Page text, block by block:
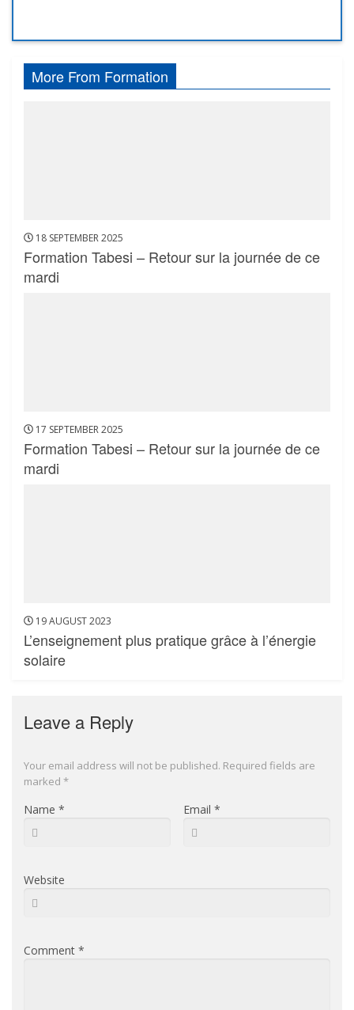
More From Formation
18 SEPTEMBER 2025
Formation Tabesi – Retour sur la journée de ce
mardi
17 SEPTEMBER 2025
Formation Tabesi – Retour sur la journée de ce
mardi
19 AUGUST 2023
L’enseignement plus pratique grâce à l’énergie
solaire
Leave a Reply
Your email address will not be published. Required fields are
marked *
Name * Email *
Website
Comment *